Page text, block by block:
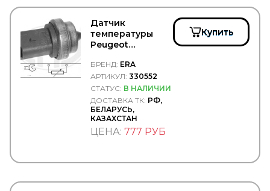
GLOBELT
GLYCO
GMAK
GMB
GOETZE
GOODWILL
GOODYEAR/SPRINGRIDE
GREAT WALL
GSP
Датчик
температуры
Peugeot
- ERA/330552
БРЕНД: ERA
АРТИКУЛ: 330552
СТАТУС: В НАЛИЧИИ
ДОСТАВКА ТК: РФ,
БЕЛАРУСЬ,
КАЗАХСТАН
ЦЕНА: 777 РУБ
Купить